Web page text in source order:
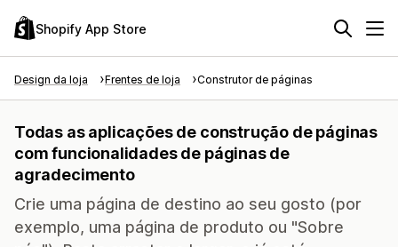
Shopify App Store
Design da loja Frentes de loja Construtor de páginas
Todas as aplicações de construção de páginas
com funcionalidades de páginas de
agradecimento
Crie uma página de destino ao seu gosto (por
exemplo, uma página de produto ou "Sobre